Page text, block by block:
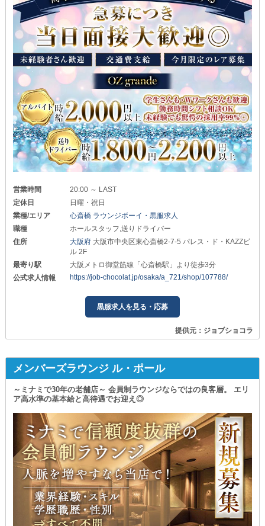
営業時間
20:00 ～ LAST
定休日
日曜・祝日
業種/エリア
心斎橋 ラウンジボーイ・黒服求人
職種
ホールスタッフ,送りドライバー
住所
大阪府 大阪市中央区東心斎橋2-7-5 パレス・ド・KAZZビ
ル 2F
最寄り駅
大阪メトロ御堂筋線「心斎橋駅」より徒歩3分
公式求人情報
https://job-chocolat.jp/osaka/a_721/shop/107788/
黒服求人を見る・応募
提供元：ジョブショコラ
メンバーズラウンジ ル・ポール
～ミナミで30年の老舗店～ 会員制ラウンジならではの良客層。 エリ
ア高水準の基本給と高待遇でお迎え◎